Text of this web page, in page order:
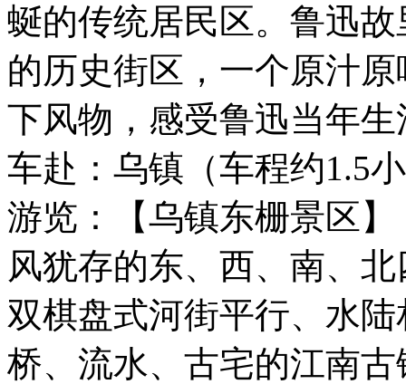
蜒的传统居民区。鲁迅
的历史街区，一个原汁
下风物，感受鲁迅当年
车赴：乌镇（车程约1.5
游览：【乌镇东栅景区
风犹存的东、西、南、
双棋盘式河街平行、水
桥、流水、古宅的江南